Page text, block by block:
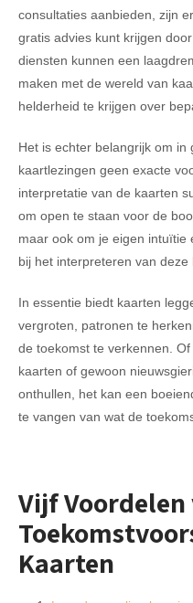
consultaties aanbieden, zijn
gratis advies kunt krijgen
diensten kunnen een
maken met de wereld van
helderheid te krijgen over
Het is echter belangrijk om
kaartlezingen geen exacte
interpretatie van de kaarten
om open te staan voor de
maar ook om je eigen intuïtie
bij het interpreteren van deze
In essentie biedt kaarten
vergroten, patronen te
de toekomst te verkennen.
kaarten of gewoon
onthullen, het kan een
te vangen van wat de
Vijf Voordelen
Kaarten